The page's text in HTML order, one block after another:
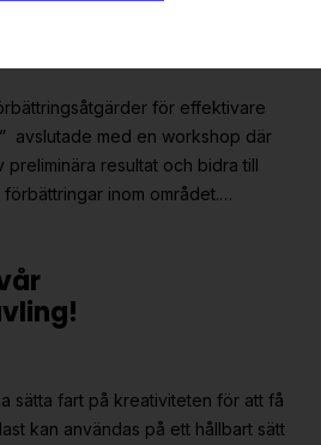
för effektivare
avslutade med en workshop där
resultat och bidra till
inom området.…
sätta fart på kreativiteten för att få
kan användas på ett hållbart sätt